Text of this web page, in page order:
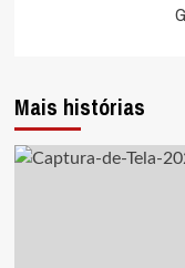
Mais histórias